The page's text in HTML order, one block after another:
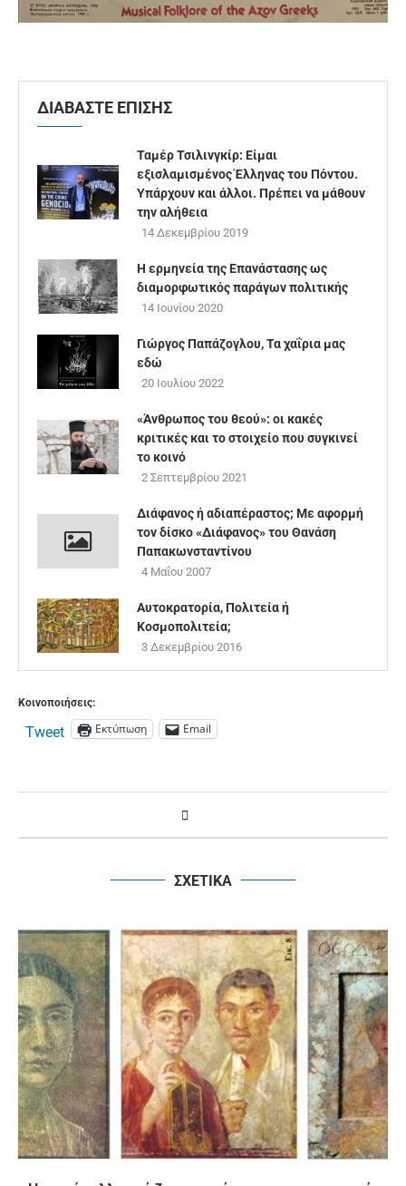
ΔΙΑΒΑΣΤΕ ΕΠΙΣΗΣ
Ταμέρ Τσιλινγκίρ: Είμαι
εξισλαμισμένος Έλληνας του Πόντου.
Υπάρχουν και άλλοι. Πρέπει να μάθουν
την αλήθεια
14 Δεκεμβρίου 2019
Η ερμηνεία της Επανάστασης ως
διαμορφωτικός παράγων πολιτικής
14 Ιουνίου 2020
Γιώργος Παπάζογλου, Τα χαΐρια µας
εδώ
20 Ιουλίου 2022
«Άνθρωπος του θεού»: οι κακές
κριτικές και το στοιχείο που συγκινεί
το κοινό
2 Σεπτεμβρίου 2021
Διάφανος ή αδιαπέραστος; Με αφορμή
τον δίσκο «Διάφανος» του Θανάση
Παπακωνσταντίνου
4 Μαΐου 2007
Αυτοκρατορία, Πολιτεία ή
Κοσμοπολιτεία;
3 Δεκεμβρίου 2016
Κοινοποιήσεις:
Tweet Εκτύπωση Email
ΣΧΕΤΙΚΑ